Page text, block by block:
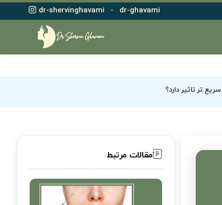
dr-ghavami
-
dr-shervinghavami
تر تاثیر دارد؟
مقالات مرتبط